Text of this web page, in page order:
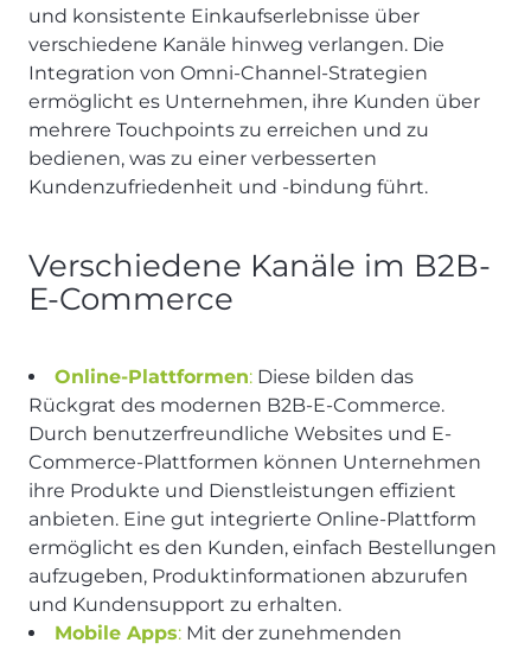
und konsistente Einkaufserlebnisse über
verschiedene Kanäle hinweg verlangen. Die
Integration von Omni-Channel-Strategien
ermöglicht es Unternehmen, ihre Kunden über
mehrere Touchpoints zu erreichen und zu
bedienen, was zu einer verbesserten
Kundenzufriedenheit und -bindung führt.
Verschiedene Kanäle im B2B-
E-Commerce
Online-Plattformen: Diese bilden das
Rückgrat des modernen B2B-E-Commerce.
Durch benutzerfreundliche Websites und E-
Commerce-Plattformen können Unternehmen
ihre Produkte und Dienstleistungen effizient
anbieten. Eine gut integrierte Online-Plattform
ermöglicht es den Kunden, einfach Bestellungen
aufzugeben, Produktinformationen abzurufen
und Kundensupport zu erhalten.
Mobile Apps: Mit der zunehmenden